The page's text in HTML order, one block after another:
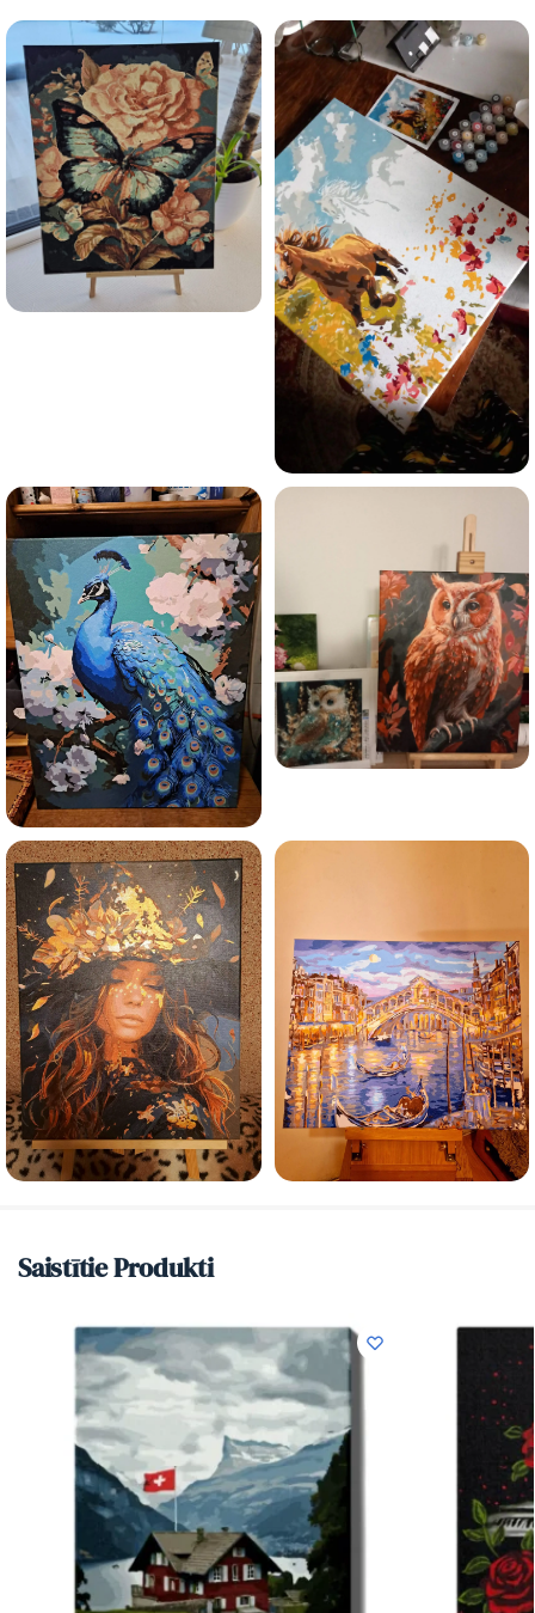
Saistītie Produkti